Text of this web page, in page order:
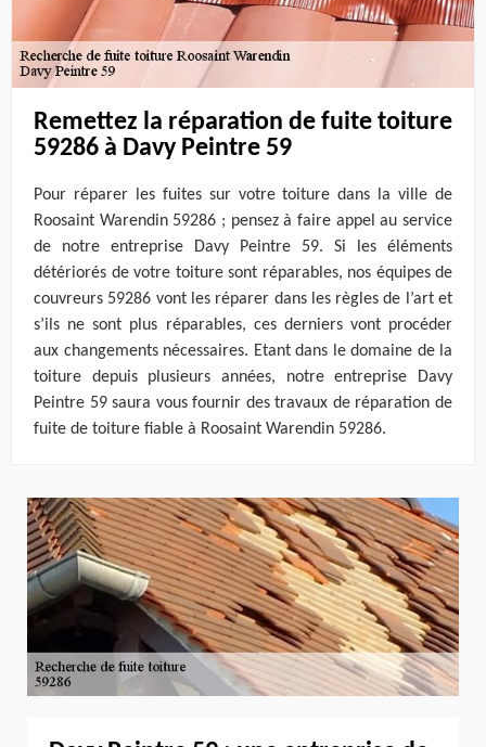
Remettez la réparation de fuite toiture
59286 à Davy Peintre 59
Pour réparer les fuites sur votre toiture dans la ville de
Roosaint Warendin 59286 ; pensez à faire appel au service
de notre entreprise Davy Peintre 59. Si les éléments
détériorés de votre toiture sont réparables, nos équipes de
couvreurs 59286 vont les réparer dans les règles de l’art et
s’ils ne sont plus réparables, ces derniers vont procéder
aux changements nécessaires. Etant dans le domaine de la
toiture depuis plusieurs années, notre entreprise Davy
Peintre 59 saura vous fournir des travaux de réparation de
fuite de toiture fiable à Roosaint Warendin 59286.